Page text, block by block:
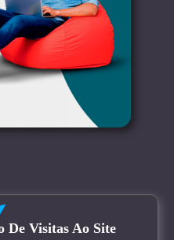
De Visitas Ao Site